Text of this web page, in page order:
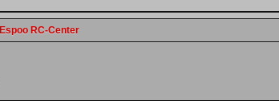
Espoo RC-Center